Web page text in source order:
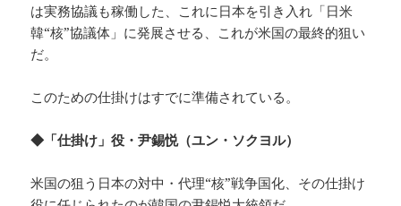
は実務協議も稼働した、これに日本を引き入れ「日米
韓“核”協議体」に発展させる、これが米国の最終的狙い
だ。
このための仕掛けはすでに準備されている。
◆「仕掛け」役・尹錫悦（ユン・ソクヨル）
米国の狙う日本の対中・代理“核”戦争国化、その仕掛け